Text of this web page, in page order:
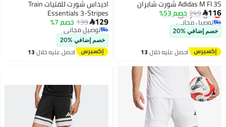
Adidas M FI 3S شورت شابران
116
249خصم 53%
أقل سعر في السنة
توصيل مجاني
أقل سعر في السنة
خصم إضافي %20
احصل عليه خلال13
اديداس شورت للفتيات Train
Essentials 3-Stripes
129
139 خصم 7%
توصيل مجاني
توصيل مجاني
خصم إضافي %20
احصل عليه خلال13